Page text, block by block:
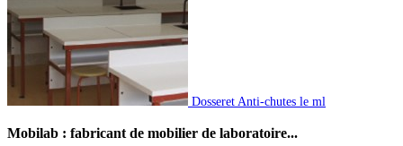
Dosseret Anti-chutes le ml
Mobilab : fabricant de mobilier de laboratoire...